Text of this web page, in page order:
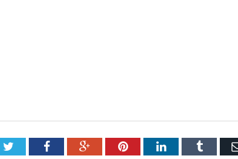
TwitterFacebookGoogle+PinterestLinkedInTumblr